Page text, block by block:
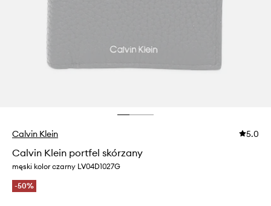
Calvin Klein 5.0
Calvin Klein portfel skórzany
męski kolor czarny LV04D1027G
-50%